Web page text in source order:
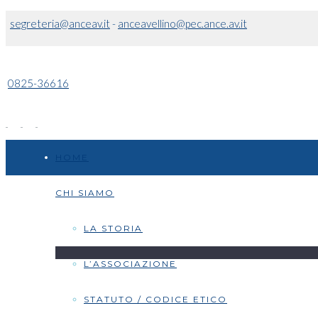
segreteria@anceav.it- anceavellino@pec.ance.av.it
0825-36616
CHI SIAMO
LA STORIA
L’ASSOCIAZIONE
STATUTO / CODICE ETICO